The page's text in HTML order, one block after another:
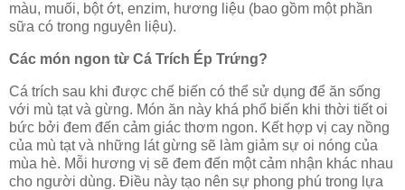
màu, muối, bột ớt, enzim, hương liệu (bao gồm một phần
sữa có trong nguyên liệu).
Các món ngon từ Cá Trích Ép Trứng?
Cá trích sau khi được chế biến có thể sử dụng để ăn sống
với mù tạt và gừng. Món ăn này khá phổ biến khi thời tiết oi
bức bởi đem đến cảm giác thơm ngon. Kết hợp vị cay nồng
của mù tạt và những lát gừng sẽ làm giảm sự oi nóng của
mùa hè. Mỗi hương vị sẽ đem đến một cảm nhận khác nhau
cho người dùng. Điều này tạo nên sự phong phú trong lựa